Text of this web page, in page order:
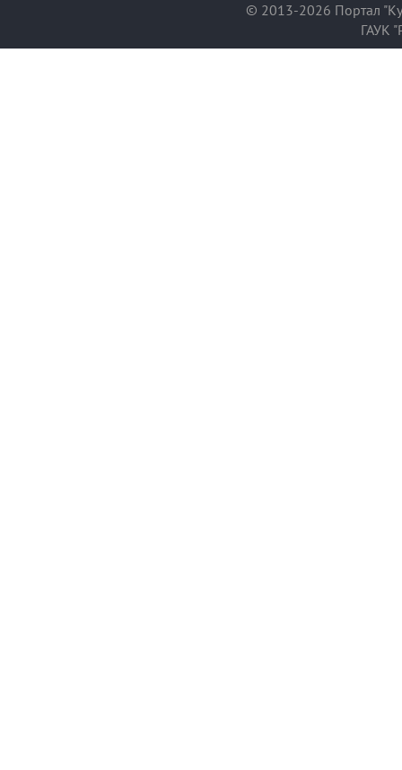
© 2013-2026 Портал
ГАУК